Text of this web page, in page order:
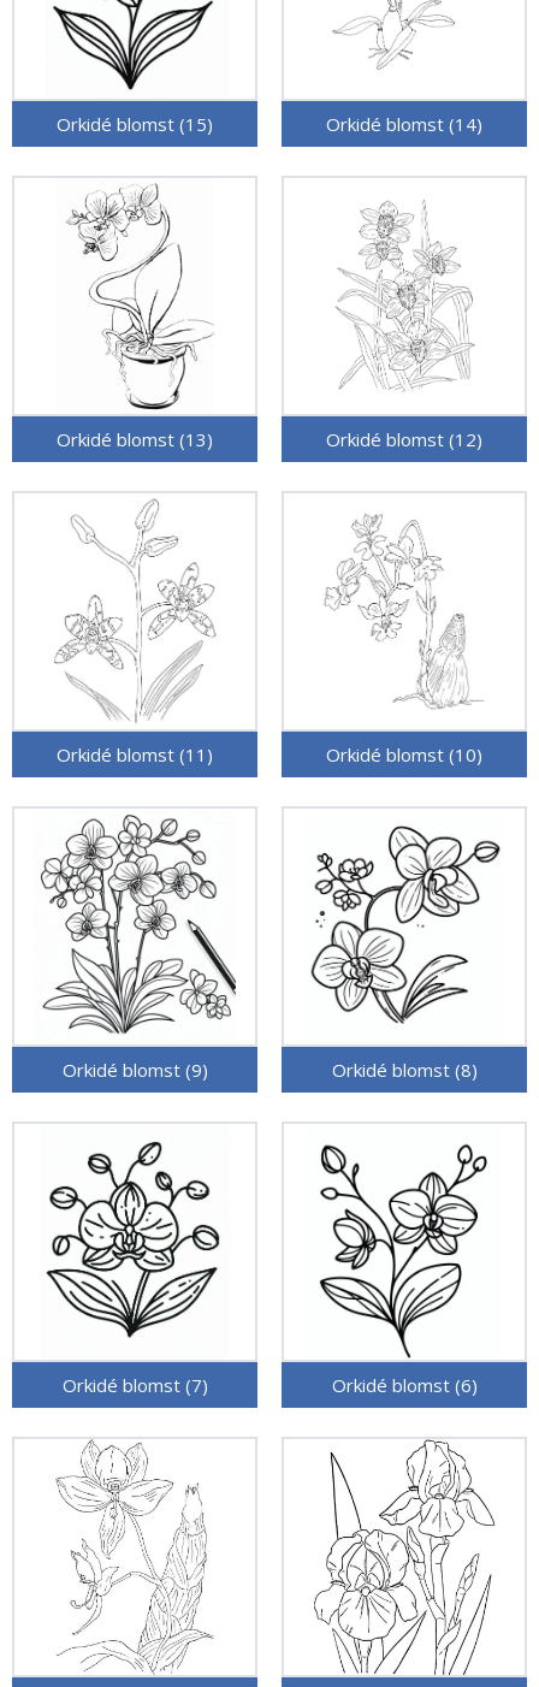
Orkidé blomst (15) Orkidé blomst (14)
Orkidé blomst (13) Orkidé blomst (12)
Orkidé blomst (11) Orkidé blomst (10)
Orkidé blomst (9) Orkidé blomst (8)
Orkidé blomst (7) Orkidé blomst (6)